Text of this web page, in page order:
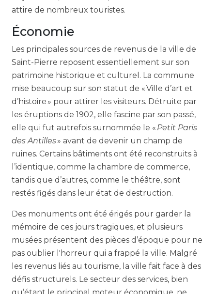
attire de nombreux touristes.
Économie
Les principales sources de revenus de la ville de
Saint-Pierre reposent essentiellement sur son
patrimoine historique et culturel. La commune
mise beaucoup sur son statut de « Ville d’art et
d’histoire » pour attirer les visiteurs. Détruite par
les éruptions de 1902, elle fascine par son passé,
elle qui fut autrefois surnommée le « Petit Paris
des Antilles» avant de devenir un champ de
ruines. Certains bâtiments ont été reconstruits à
l’identique, comme la chambre de commerce,
tandis que d’autres, comme le théâtre, sont
restés figés dans leur état de destruction.
Des monuments ont été érigés pour garder la
mémoire de ces jours tragiques, et plusieurs
musées présentent des pièces d’époque pour ne
pas oublier l'horreur qui a frappé la ville. Malgré
les revenus liés au tourisme, la ville fait face à des
défis structurels. Le secteur des services, bien